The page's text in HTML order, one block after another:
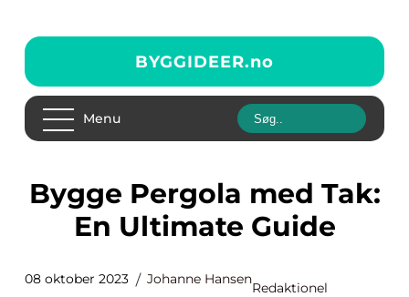
BYGGIDEER.no
Menu
Bygge Pergola med Tak:
En Ultimate Guide
08 oktober 2023 Johanne Hansen
Redaktionel